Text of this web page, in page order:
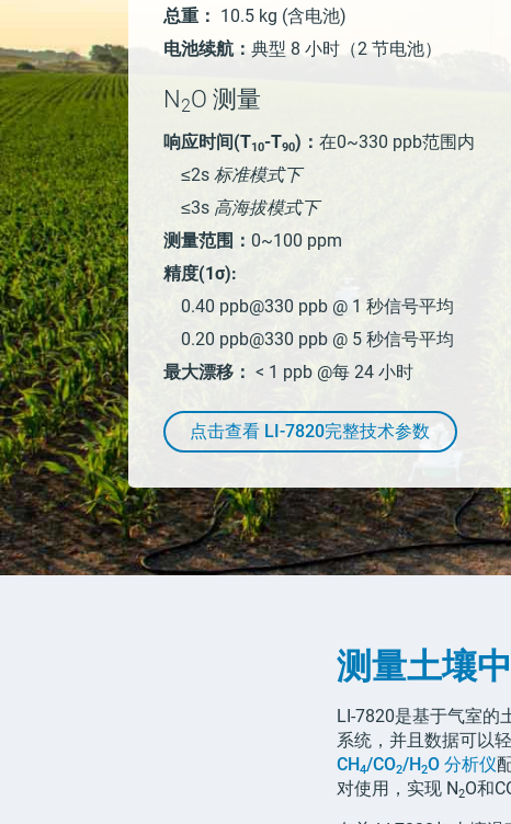
总重： 10.5 kg (含电池)
电池续航： 典型 8 小时（2 节电池）
N2O 测量
响应时间(T10-T90)： 在0~330 ppb范围内
≤2s 标准模式下
≤3s 高海拔模式下
测量范围： 0~100 ppm
精度(1σ):
0.40 ppb@330 ppb @ 1 秒信号平均
0.20 ppb@330 ppb @ 5 秒信号平均
最大漂移： < 1 ppb @每 24 小时
点击查看 LI-7820完整技术参数
测量土壤
LI-7820是基于气室的
系统，并且数据可以
CH4/CO2/H2O 分析仪
对使用，实现 N2O和